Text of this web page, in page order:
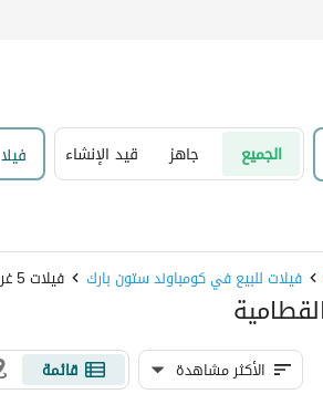
الجميع جاهز قيد الإنشاء فیلا
فيلات للبيع في كومباوند ستون بارك فيلات 5 غرفة نوم للبيع في كومباوند ستون بارك
الأكثر مشاهدة قائمة